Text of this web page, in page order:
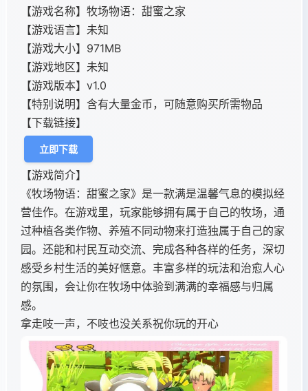
【游戏名称】牧场物语：甜蜜之家
【游戏语言】未知
【游戏大小】971MB
【游戏地区】未知
【游戏版本】v1.0
【特别说明】含有大量金币，可随意购买所需物品
【下载链接】
立即下载
【游戏简介】
《牧场物语：甜蜜之家》是一款满是温馨气息的模拟经
营佳作。在游戏里，玩家能够拥有属于自己的牧场，通
过种植各类作物、养殖不同动物来打造独属于自己的家
园。还能和村民互动交流、完成各种各样的任务，深切
感受乡村生活的美好惬意。丰富多样的玩法和治愈人心
的氛围，会让你在牧场中体验到满满的幸福感与归属
感。
拿走吱一声，不吱也没关系祝你玩的开心